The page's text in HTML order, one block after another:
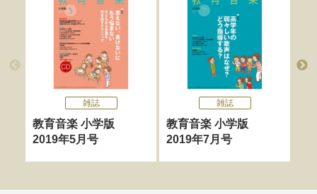
雑誌
教育音楽 小学版
2019年5月号
雑誌
教育音楽 小学版
2019年7月号